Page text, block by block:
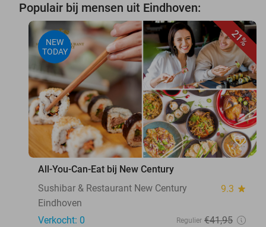
Populair bij mensen uit Eindhoven:
21%
NEW
TODAY
favorite_border
All-You-Can-Eat bij New Century
Sushibar & Restaurant New Century
9.3 star
Eindhoven
Verkocht: 0
Regulier €41,95